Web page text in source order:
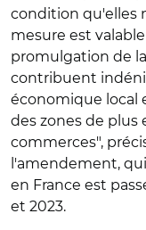
condition qu'elles
mesure est
promulgation de
contribuent
économique local
des zones de plus
commerces",
l'amendement,
en France est
et 2023.